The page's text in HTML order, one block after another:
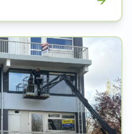
zoals
De PU gietvloer
esthetiek.